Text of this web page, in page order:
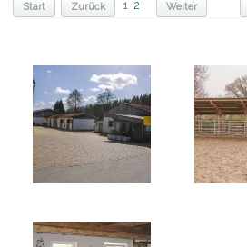
Start Zurück 1 2 Weiter